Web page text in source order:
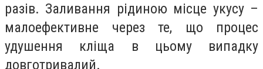
разів. Заливання рідиною місце укусу –
малоефективне через те, що процес
удушення кліща в цьому випадку
довготривалий.